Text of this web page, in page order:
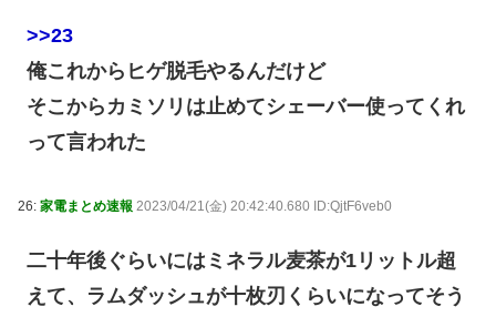
>>23
俺これからヒゲ脱毛やるんだけど
そこからカミソリは止めてシェーバー使ってくれ
って言われた
26: 家電まとめ速報 2023/04/21(金) 20:42:40.680 ID:QjtF6veb0
二十年後ぐらいにはミネラル麦茶が1リットル超
えて、ラムダッシュが十枚刃くらいになってそう